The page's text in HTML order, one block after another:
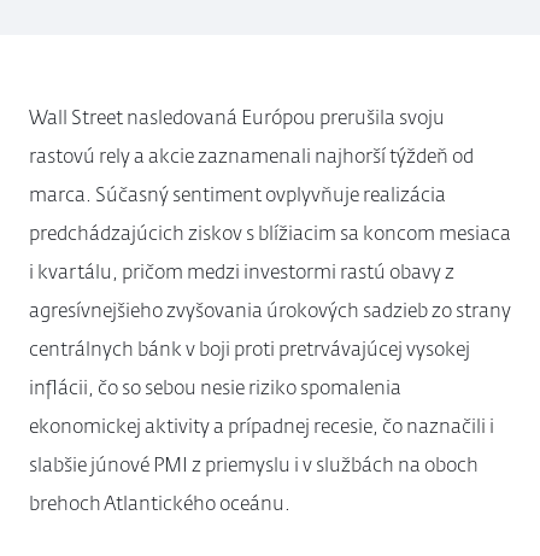
Wall Street nasledovaná Európou prerušila svoju
rastovú rely a akcie zaznamenali najhorší týždeň od
marca. Súčasný sentiment ovplyvňuje realizácia
predchádzajúcich ziskov s blížiacim sa koncom mesiaca
i kvartálu, pričom medzi investormi rastú obavy z
agresívnejšieho zvyšovania úrokových sadzieb zo strany
centrálnych bánk v boji proti pretrvávajúcej vysokej
inflácii, čo so sebou nesie riziko spomalenia
ekonomickej aktivity a prípadnej recesie, čo naznačili i
slabšie júnové PMI z priemyslu i v službách na oboch
brehoch Atlantického oceánu.